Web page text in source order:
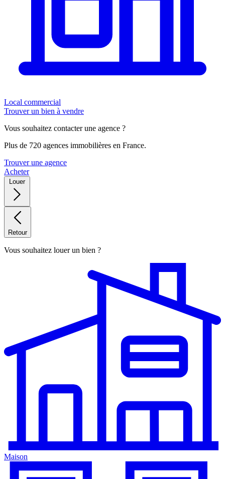
Local commercial
Trouver un bien à vendre
Vous souhaitez contacter une agence ?
Plus de 720 agences immobilières en France.
Trouver une agence
Acheter
Louer
Retour
Vous souhaitez louer un bien ?
Maison